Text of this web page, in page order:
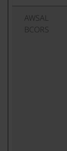
AWSAL
BCORS